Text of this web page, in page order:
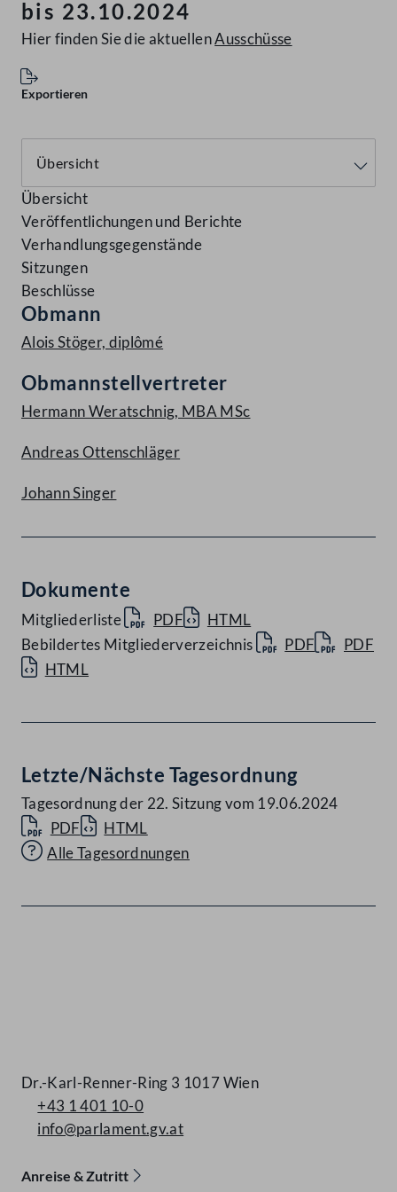
bis 23.10.2024
Hier finden Sie die aktuellenAusschüsse
Exportieren
Übersicht
Veröffentlichungen und Berichte
Verhandlungsgegenstände
Sitzungen
Beschlüsse
Obmann
Alois Stöger, diplômé
Obmannstellvertreter
Hermann Weratschnig, MBA MSc
Andreas Ottenschläger
Johann Singer
Dokumente
Mitgliederliste PDF
HTML
Bebildertes Mitgliederverzeichnis
PDF
PDF
HTML
Letzte/Nächste Tagesordnung
Tagesordnung der 22. Sitzung vom 19.06.2024
PDF
HTML
Alle Tagesordnungen
Dr.-Karl-Renner-Ring 3 1017 Wien
+43 1 401 10-0
info@parlament.gv.at
Anreise & Zutritt